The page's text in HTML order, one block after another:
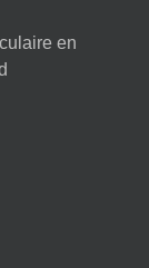
en